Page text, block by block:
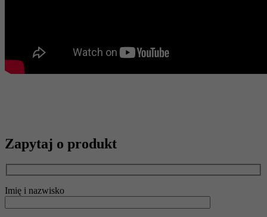
Zapytaj o produkt
Imię i nazwisko